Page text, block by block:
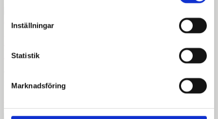
Inställningar
Statistik
Marknadsföring
May 27, 2026
Nepals parlament
när Nepals
May 25, 2026